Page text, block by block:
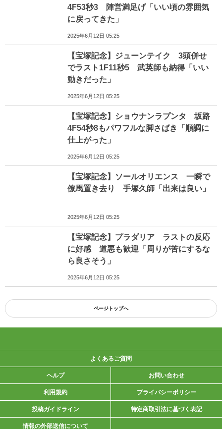
4F53秒3 陣営満足げ「いい頃の雰囲気
に戻ってきた」
2025年6月12日 05:25
【宝塚記念】ジューンテイク 3頭併せ
でラスト1F11秒5 武英師も納得「いい
動きだった」
2025年6月12日 05:25
【宝塚記念】ショウナンラプンタ 坂路
4F54秒8もパワフルな脚さばき「順調に
仕上がった」
2025年6月12日 05:25
【宝塚記念】ソールオリエンス 一瞬で
僚馬置き去り 手塚久師「出来は良い」
2025年6月12日 05:25
【宝塚記念】プラダリア ラストの反応
に好感 道悪も歓迎「周りが苦にするな
ら良さそう」
2025年6月12日 05:25
ページトップへ
よくあるご質問
ヘルプ お問い合わせ
利用規約 プライバシーポリシー
投稿ガイドライン 特定商取引法に基づく表記
情報の外部送信について